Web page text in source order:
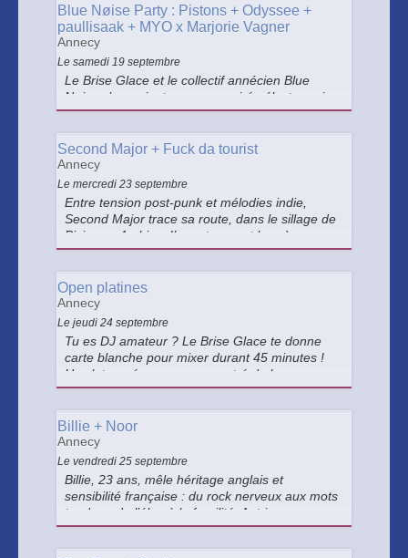
Odyssée, pour une relaxation totale.
Blue Nøise Party : Pistons + Odyssee +
paullisaak + MYO x Marjorie Vagner
Annecy
Le samedi 19 septembre
Le Brise Glace et le collectif annécien Blue
Nøise s’associent pour une soirée électro qui
s’annonce légendaire.
Second Major + Fuck da tourist
Annecy
Le mercredi 23 septembre
Entre tension post-punk et mélodies indie,
Second Major trace sa route, dans le sillage de
Pixies ou Archive. Ils partageront la scène avec
Fuck da tourist : un groupe annécien qui
cynique et dérisoire.
Open platines
Annecy
Le jeudi 24 septembre
Tu es DJ amateur ? Le Brise Glace te donne
carte blanche pour mixer durant 45 minutes !
Un slot serré pour un concentré de bangers,
tous styles acceptés, pour faire découvrir tes
bar du Brise Glace.
Billie + Noor
Annecy
Le vendredi 25 septembre
Billie, 23 ans, mêle héritage anglais et
sensibilité française : du rock nerveux aux mots
tendres, de l’élan à la fragilité. Autrice,
compositrice et productrice, NOOR développe